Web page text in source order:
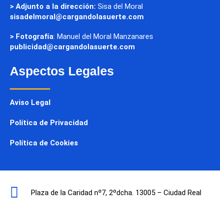
> Adjunto a la dirección: Sisa del Moral
sisadelmoral@cargandolasuerte.com
> Fotografía: Manuel del Moral Manzanares
publicidad@cargandolasuerte.com
Aspectos Legales
Aviso Legal
Política de Privacidad
Política de Cookies
Plaza de la Caridad nº7, 2ºdcha. 13005 – Ciudad Real